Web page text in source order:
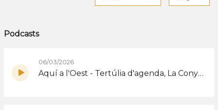
Podcasts
06/03/2026
Aquí a l'Oest - Tertúlia d'agenda, La Conya Comedy 05/03/2026